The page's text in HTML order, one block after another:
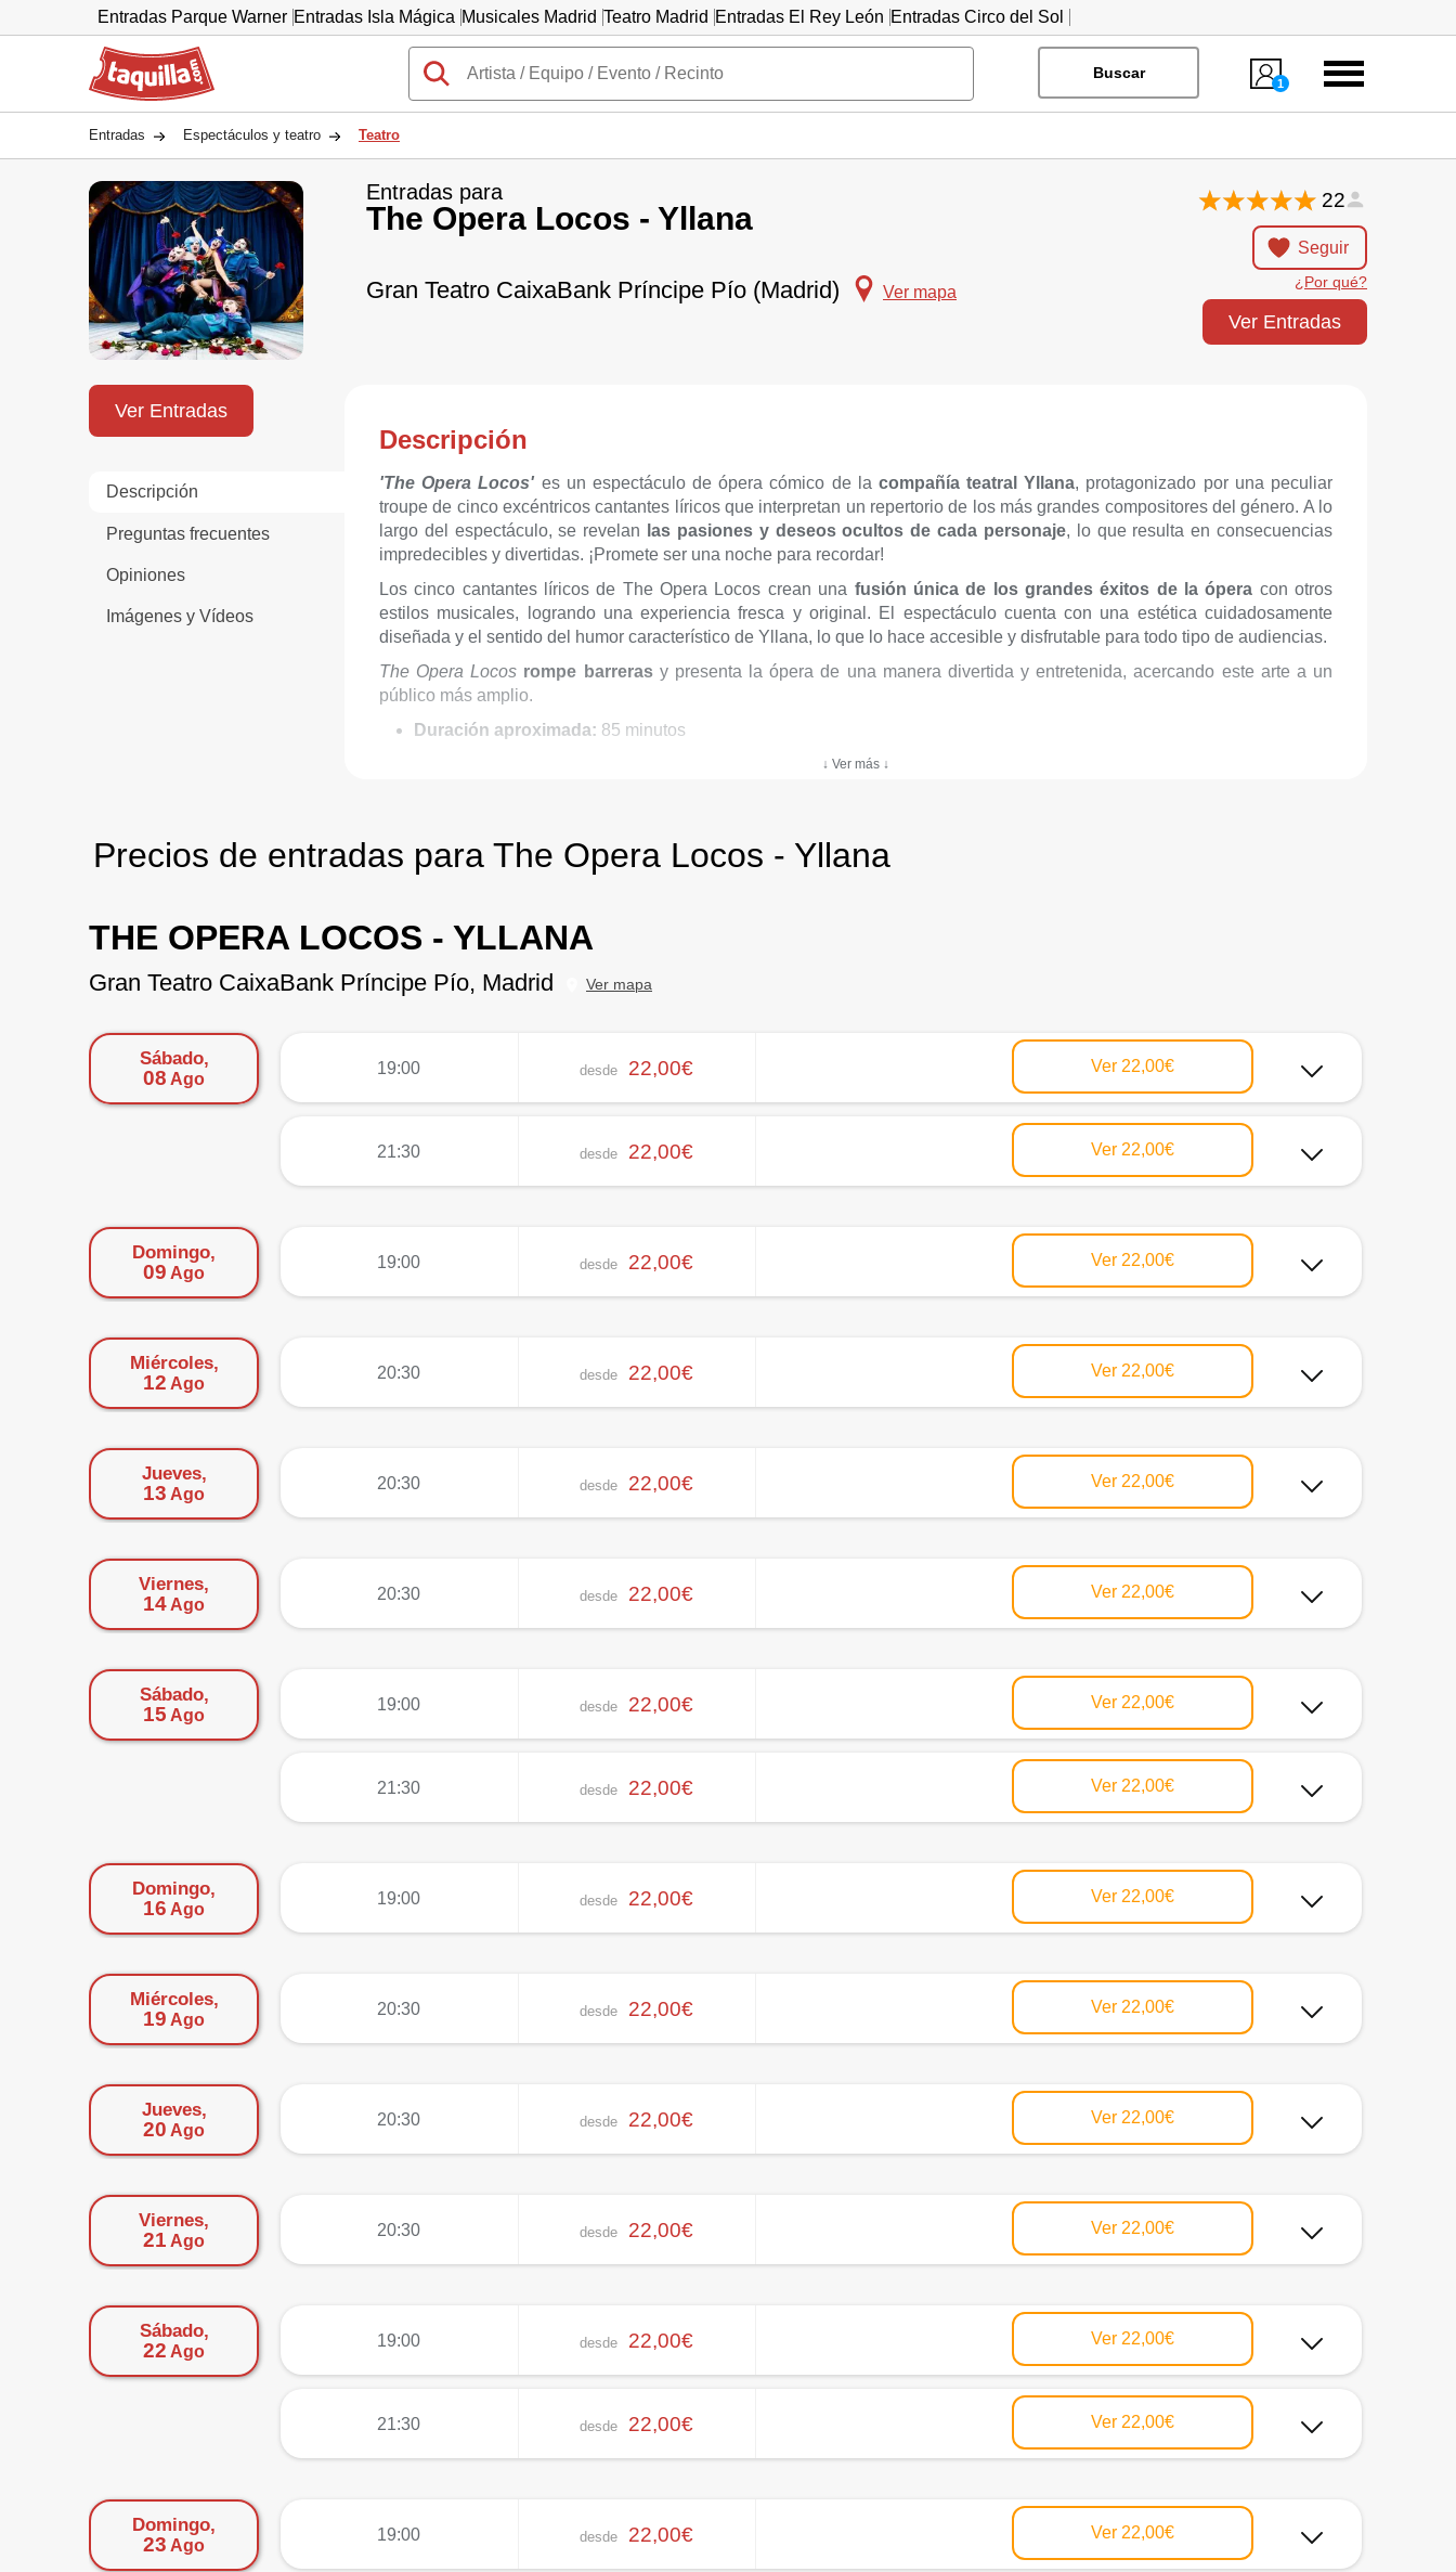
Entradas Parque Warner Entradas Isla Mágica Musicales Madrid Teatro Madrid Entradas El Rey León Entradas Circo del Sol
Taquilla.com
Buscar
1
Menú
Entradas Espectáculos y teatro Teatro
Entradas para
The Opera Locos - Yllana
Gran Teatro CaixaBank Príncipe Pío (Madrid) Ver mapa
22
Seguir
¿Por qué?
Ver Entradas
Ver Entradas
Descripción
Preguntas frecuentes
Opiniones
Imágenes y Vídeos
Descripción
'The Opera Locos' es un espectáculo de ópera cómico de la compañía teatral Yllana, protagonizado por una peculiar
troupe de cinco excéntricos cantantes líricos que interpretan un repertorio de los más grandes compositores del género. A lo
largo del espectáculo, se revelan las pasiones y deseos ocultos de cada personaje, lo que resulta en consecuencias
impredecibles y divertidas. ¡Promete ser una noche para recordar!
Los cinco cantantes líricos de The Opera Locos crean una fusión única de los grandes éxitos de la ópera con otros
estilos musicales, logrando una experiencia fresca y original. El espectáculo cuenta con una estética cuidadosamente
diseñada y el sentido del humor característico de Yllana, lo que lo hace accesible y disfrutable para todo tipo de audiencias.
The Opera Locos rompe barrerasy presenta la ópera de una manera divertida y entretenida, acercando este arte a un
público más amplio.
Duración aproximada: 85 minutos
↓ Ver más ↓
Precios de entradas para The Opera Locos - Yllana
THE OPERA LOCOS - YLLANA
Gran Teatro CaixaBank Príncipe Pío, Madrid Ver mapa
Sábado,
08 Ago
19:00 desde 22,00€ Ver 22,00€
21:30 desde 22,00€ Ver 22,00€
Domingo,
09 Ago
19:00 desde 22,00€ Ver 22,00€
Miércoles,
12 Ago
20:30 desde 22,00€ Ver 22,00€
Jueves,
13 Ago
20:30 desde 22,00€ Ver 22,00€
Viernes,
14 Ago
20:30 desde 22,00€ Ver 22,00€
Sábado,
15 Ago
19:00 desde 22,00€ Ver 22,00€
21:30 desde 22,00€ Ver 22,00€
Domingo,
16 Ago
19:00 desde 22,00€ Ver 22,00€
Miércoles,
19 Ago
20:30 desde 22,00€ Ver 22,00€
Jueves,
20 Ago
20:30 desde 22,00€ Ver 22,00€
Viernes,
21 Ago
20:30 desde 22,00€ Ver 22,00€
Sábado,
22 Ago
19:00 desde 22,00€ Ver 22,00€
21:30 desde 22,00€ Ver 22,00€
Domingo,
23 Ago
19:00 desde 22,00€ Ver 22,00€